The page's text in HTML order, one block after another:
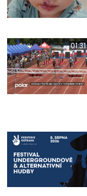
01:31